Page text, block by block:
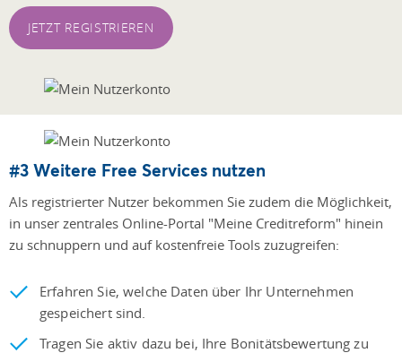
JETZT REGISTRIEREN
#3 Weitere Free Services nutzen
Als registrierter Nutzer bekommen Sie zudem die Möglichkeit,
in unser zentrales Online-Portal "Meine Creditreform" hinein
zu schnuppern und auf kostenfreie Tools zuzugreifen:
Erfahren Sie, welche Daten über Ihr Unternehmen
gespeichert sind.
Tragen Sie aktiv dazu bei, Ihre Bonitätsbewertung zu